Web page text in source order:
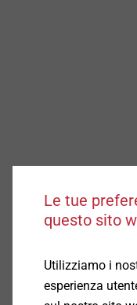
Applicazioni
Le tue
questo sito
Utilizziamo i
esperienza